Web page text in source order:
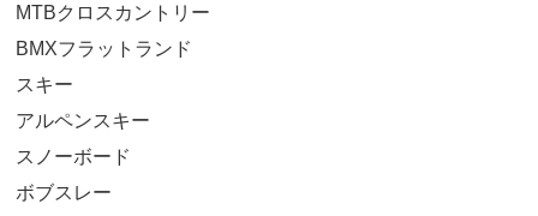
MTBクロスカントリー
BMXフラットランド
スキー
アルペンスキー
スノーボード
ボブスレー